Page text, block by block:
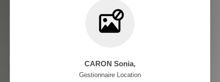
CARON Sonia,
Gestionnaire Location